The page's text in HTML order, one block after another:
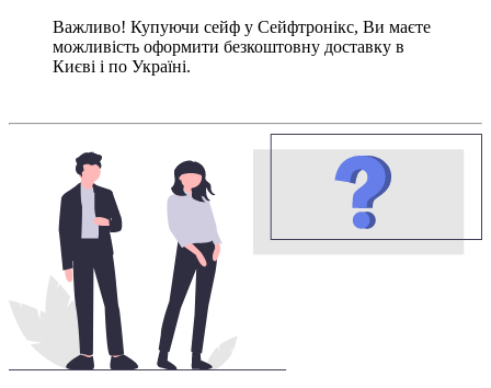
Важливо! Купуючи сейф у Сейфтронікс, Ви маєте
можливість оформити безкоштовну доставку в
Києві і по Україні.